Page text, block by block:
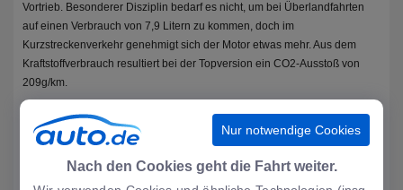
Vortrieb. Besonderer Disziplin bedarf es nicht, um bei Überlandfahrten
auf einen Verbrauch von 7,9 Litern zu kommen, doch im
Kurzstreckenverkehr genehmigt sich der Motor etwas mehr. Aus dem
Kraftstoffverbrauch resultiert bei der Topversion ein CO2-Ausstoß von
209g/km.
7,9 Liter verbraucht der stärkste Diesel
163 PS beim Basisdiesel
Nur notwendige Cookies
Nach den Cookies geht die Fahrt weiter.